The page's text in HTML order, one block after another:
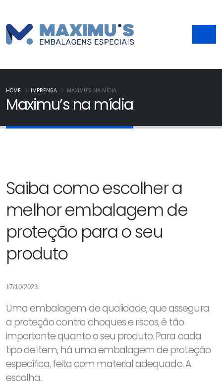
Maximu’s na mídia
HOME IMPRENSA MAXIMU’S NA MÍDIA
Saiba como escolher a
melhor embalagem de
proteção para o seu
produto
17/10/2023
Uma embalagem de qualidade, que assegura
a proteção contra choques e riscos, é tão
importante quanto o seu produto. Para cada
tipo de item, há uma embalagem de proteção
específica, feita com material adequado. A
escolha...